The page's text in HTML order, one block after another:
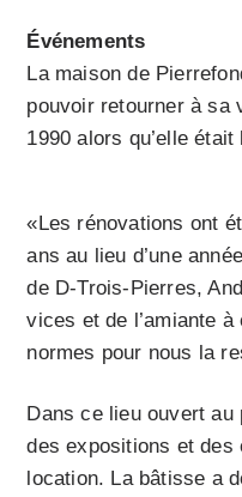
Événements
La maison de
pouvoir retourner à sa
1990 alors qu’elle
«Les rénovations ont
ans au lieu d’une
de D-Trois-Pierres,
vices et de l’amiante
normes pour nous la
Dans ce lieu ouvert au
des expositions et des
location. La bâtisse a